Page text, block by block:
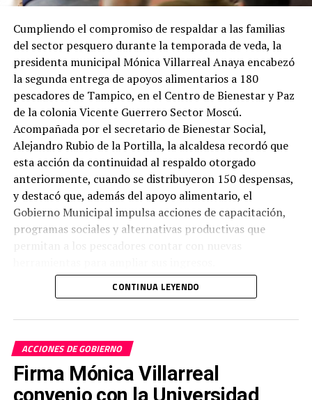
Cumpliendo el compromiso de respaldar a las familias
del sector pesquero durante la temporada de veda, la
presidenta municipal Mónica Villarreal Anaya encabezó
la segunda entrega de apoyos alimentarios a 180
pescadores de Tampico, en el Centro de Bienestar y Paz
de la colonia Vicente Guerrero Sector Moscú.
Acompañada por el secretario de Bienestar Social,
Alejandro Rubio de la Portilla, la alcaldesa recordó que
esta acción da continuidad al respaldo otorgado
anteriormente, cuando se distribuyeron 150 despensas,
y destacó que, además del apoyo alimentario, el
Gobierno Municipal impulsa acciones de capacitación,
programas sociales y alternativas productivas que
CONTINUA LEYENDO
ACCIONES DE GOBIERNO
Firma Mónica Villarreal
convenio con la Universidad